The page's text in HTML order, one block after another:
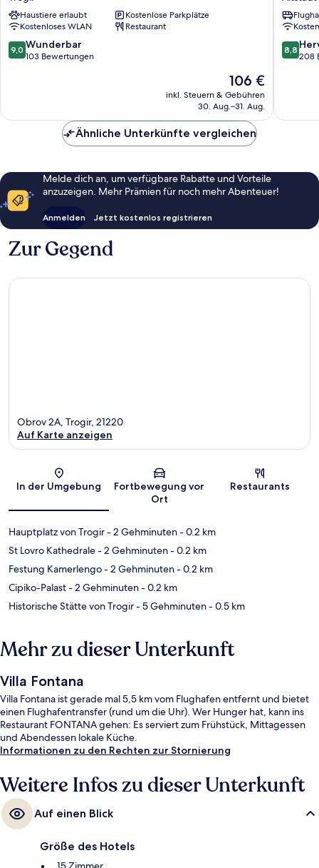
Trogir
Haustiere erlaubt
Kostenlose Parkplätze
Kostenloses WLAN
Restaurant
9.0
von
9,0 Wunderbar
103 Bewertungen
Der
Preis
beträgt
106 €
inkl. Steuern & Gebühren
30. Aug.–31. Aug.
Altstadt
von
Trogir
8.8
von
8,8
208
Ähnliche Unterkünfte vergleichen
Melde dich an, um verfügbare Rabatte und Vorteile
anzuzeigen. Mehr Prämien für noch mehr Abenteuer!
Anmelden Jetzt kostenlos registrieren
Zur Gegend
Karte
Obrov 2A, Trogir, 21220
Auf Karte anzeigen
In der Umgebung
Fortbewegung vor
Ort
Restaurants
Hauptplatz von Trogir- 2 Gehminuten- 0.2 km
St Lovro Kathedrale- 2 Gehminuten- 0.2 km
Festung Kamerlengo- 2 Gehminuten- 0.2 km
Cipiko-Palast- 2 Gehminuten- 0.2 km
Historische Stätte von Trogir- 5 Gehminuten- 0.5 km
Mehr zu dieser Unterkunft
Villa Fontana
Villa Fontana ist gerade mal 5,5 km vom Flughafen entfernt und bietet
einen Flughafentransfer (rund um die Uhr). Wer Hunger hat, kann ins
Restaurant FONTANA gehen: Es serviert zum Frühstück, Mittagessen
und Abendessen lokale Küche.
Informationen zu den Rechten zur Stornierung
Weitere Infos zu dieser Unterkunft
Auf einen Blick
Größe des Hotels